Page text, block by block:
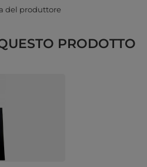
del produttore
PRODOTTO